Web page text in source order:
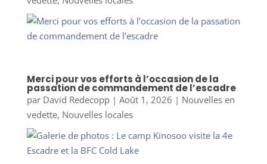
Merci pour vos efforts à l’occasion de la
passation de commandement de l’escadre
par David Redecopp| Août 1, 2026 | Nouvelles en
vedette, Nouvelles locales